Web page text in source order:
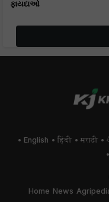
ફાયદાઓ
English हिंदी मराठी
Home News